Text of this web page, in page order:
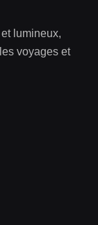
lumineux,
voyages et